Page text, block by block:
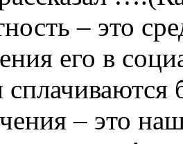
– это
его в
– это